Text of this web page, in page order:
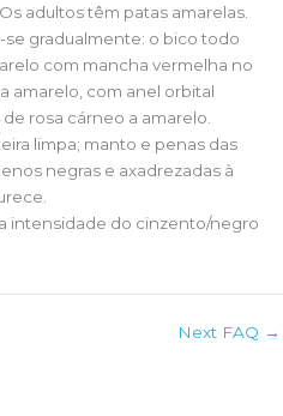
adultos têm patas amarelas.
gradualmente: o bico todo
com mancha vermelha no
amarelo, com anel orbital
rosa cárneo a amarelo.
limpa; manto e penas das
negras e axadrezadas à
intensidade do cinzento/negro
Next FAQ →